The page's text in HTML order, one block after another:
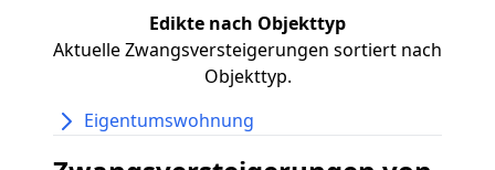
Edikte nach Objekttyp
Aktuelle Zwangsversteigerungen sortiert nach
Objekttyp.
Eigentumswohnung